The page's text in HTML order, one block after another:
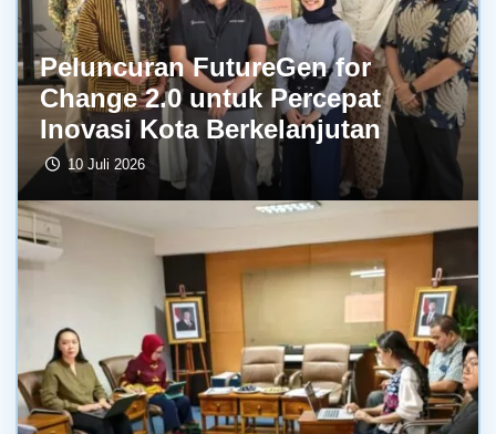
Peluncuran FutureGen for
Change 2.0 untuk Percepat
Inovasi Kota Berkelanjutan
10 Juli 2026